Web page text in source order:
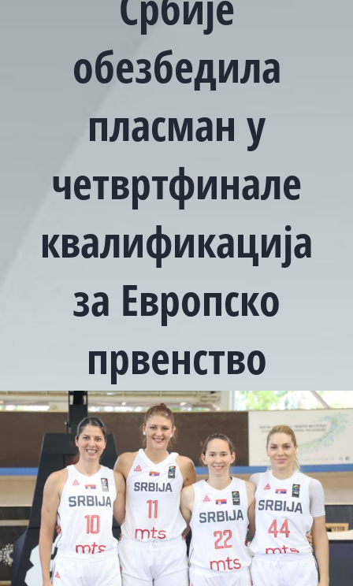
обезбедила
пласман у
четвртфинале
квалификација
за Европско
првенство
View